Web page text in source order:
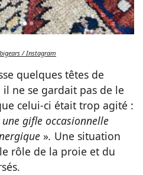
/ Instagram
quelques têtes de
ne se gardait pas de le
celui-ci était trop agité :
gifle occasionnelle
». Une situation
rôle de la proie et du